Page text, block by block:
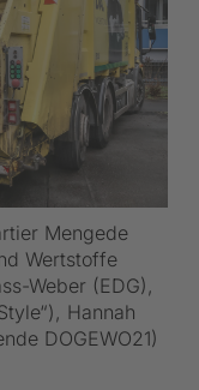
Mengede
Wertstoffe
Weber (EDG),
Hannah
DOGEWO21)